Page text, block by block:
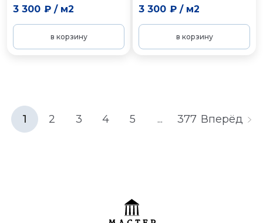
3 300 ₽/ м2
в корзину
3 300 ₽/ м2
в корзину
1 2 3 4 5 ... 377 Вперёд